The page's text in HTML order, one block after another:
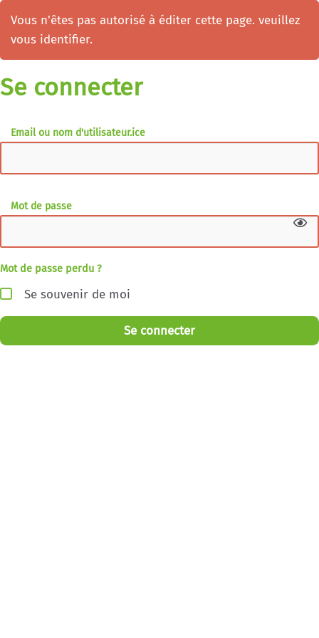
Vous n'êtes pas autorisé à éditer cette page. veuillez
vous identifier.
Se connecter
Email ou nom d'utilisateur.ice
Mot de passe
Mot de passe perdu ?
Se souvenir de moi
Se connecter